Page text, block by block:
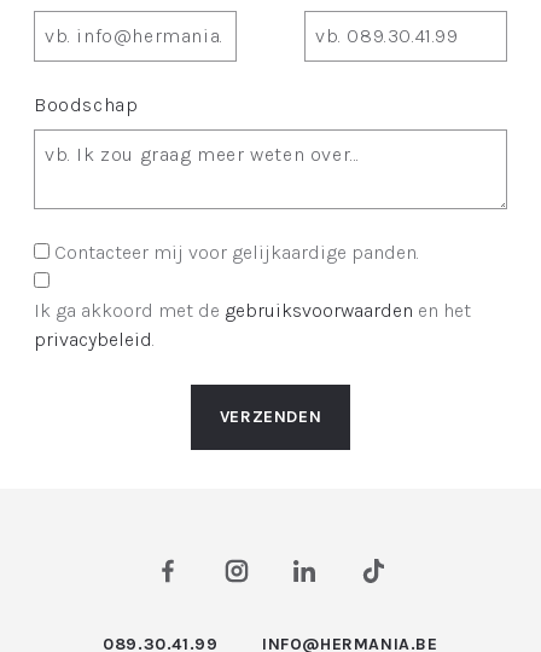
Boodschap
Contacteer mij voor gelijkaardige panden.
Ik ga akkoord met de gebruiksvoorwaarden en het
privacybeleid.
VERZENDEN
089.30.41.99 INFO@HERMANIA.BE